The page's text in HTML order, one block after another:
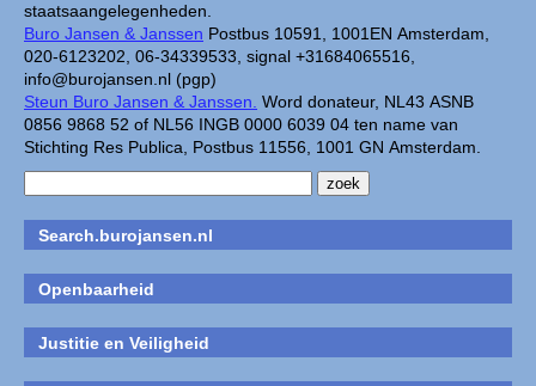
staatsaangelegenheden.
Buro Jansen & Janssen Postbus 10591, 1001EN Amsterdam,
020-6123202, 06-34339533, signal +31684065516,
info@burojansen.nl (pgp)
Steun Buro Jansen & Janssen. Word donateur, NL43 ASNB
0856 9868 52 of NL56 INGB 0000 6039 04 ten name van
Stichting Res Publica, Postbus 11556, 1001 GN Amsterdam.
Search.burojansen.nl
Openbaarheid
Justitie en Veiligheid